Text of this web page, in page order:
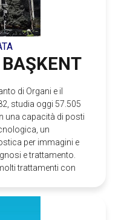
di Organi e il
studia oggi 57.505
una capacità di posti
un
per immagini e
e trattamento.
trattamenti con